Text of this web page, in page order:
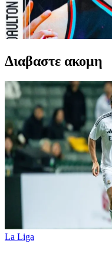
Διαβαστε ακομη
La Liga